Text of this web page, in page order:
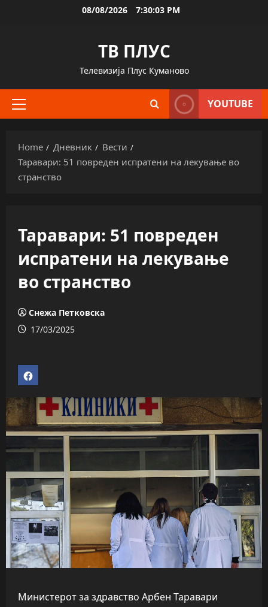
08/08/2026 7:30:03 PM
ТВ ПЛУС
Телевизија Плус Куманово
Primary
YOUTUBE
Home Дневник
Вести
Таравари: 51 повреден испратени на лекување во
странство
Таравари: 51 повреден
испратени на лекување
во странство
Снежа Петковска
17/03/2025
Министерот за здравство Арбен Таравари